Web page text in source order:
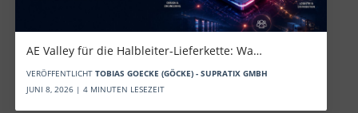
AE Valley für die Halbleiter-Lieferkette: Wa…
VERÖFFENTLICHT TOBIAS GOECKE (GÖCKE) - SUPRATIX GMBH
JUNI 8, 2026 | 4 MINUTEN LESEZEIT